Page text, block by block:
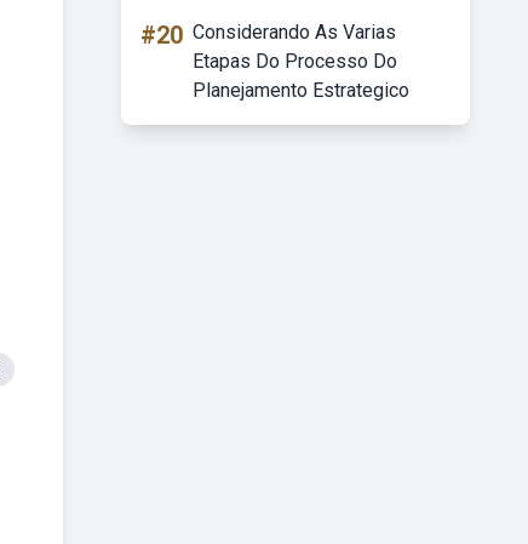
#20 Considerando As Varias
Etapas Do Processo Do
Planejamento Estrategico